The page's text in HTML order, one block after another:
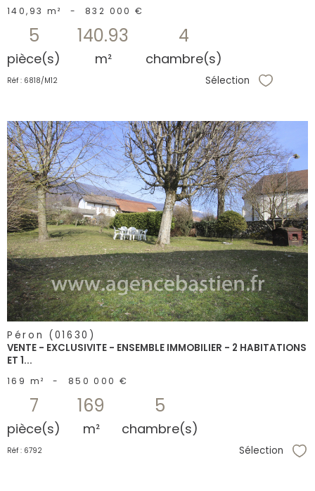
140,93 m² - 832 000 €
5
pièce(s)
140.93
m²
4
chambre(s)
Réf : 6818/M12 Sélection
voir le
bien
Péron (01630)
VENTE - EXCLUSIVITE - ENSEMBLE IMMOBILIER - 2 HABITATIONS
ET 1...
169 m² - 850 000 €
7
pièce(s)
169
m²
5
chambre(s)
Réf : 6792 Sélection